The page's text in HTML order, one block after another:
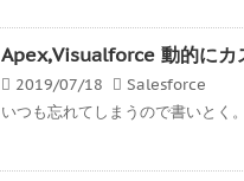
Apex,Visualforce 動的にカ
2019/07/18
Salesforce
いつも忘れてしまうので書いとく